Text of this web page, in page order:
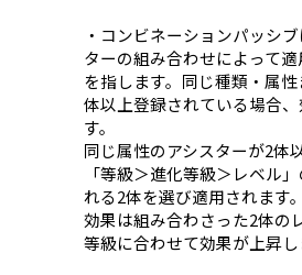
・コンビネーションパッシ
ターの組み合わせによって
を指します。同じ種類・属
体以上登録されている場合
す。
同じ属性のアシスターが2体
「等級＞進化等級＞レベル
れる2体を選び適用されます。
効果は組み合わさった2体の
等級に合わせて効果が上昇し